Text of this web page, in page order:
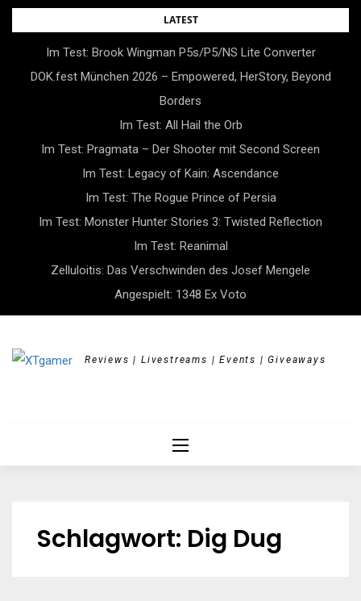
Skip
LATEST
Im Test: Brook Wingman P5s/P5/NS Lite Converter
DOK.fest München 2026 – Empowered, HerStory, Beyond
Borders
Im Test: All Hail the Orb
Im Test: Pragmata – Der Shooter mit Second Screen
Im Test: Legacy of Kain: Ascendance
Im Test: The Rogue Prince of Persia
Im Test: Monster Hunter Stories 3: Twisted Reflection
Im Test: Reanimal
Zelluloitis: Das Verschwinden des Josef Mengele
Angespielt: 1348 Ex Voto
Reviews | Livestreams | Events | Giveaways
Schlagwort: Dig Dug